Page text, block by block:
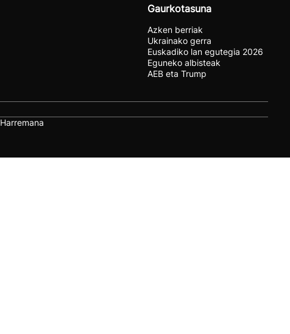
Gaurkotasuna
Azken berriak
Ukrainako gerra
Euskadiko lan egutegia 2026
Eguneko albisteak
AEB eta Trump
Harremana